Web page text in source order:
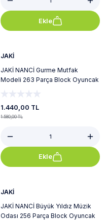
Ekle
Yeni
JAKİ
JAKİ NANCİ Gurme Mutfak
Modeli 263 Parça Block Oyuncak
1.440,00 TL
1.580,00 TL
Ekle
Yeni
JAKİ
JAKİ NANCİ Büyük Yıldız Müzik
Odası 256 Parça Block Oyuncak